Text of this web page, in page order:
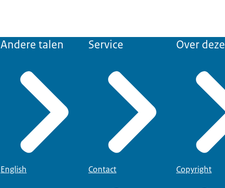
Andere talen
English
Service
Contact
Over
Copyright